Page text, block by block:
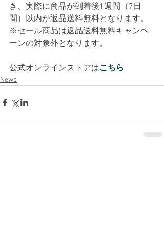
き、実際に商品が到着後1週間（7日
間）以内が返品送料無料となります。
※セール商品は返品送料無料キャンペ
ーンの対象外となります。
公式オンラインストアはこちら
News